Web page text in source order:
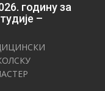
годину за
–